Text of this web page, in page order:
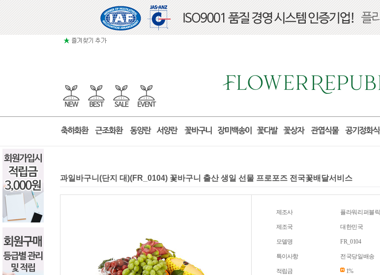
과일바구니(단지 대)(FR_0104) 꽃바구니 출산 생일 선물 프로포즈 전국꽃배달서비스
제조사 플라워리퍼블릭
제조국 대한민국
모델명 FR_0104
특이사항 전국당일배송
적립금 1%